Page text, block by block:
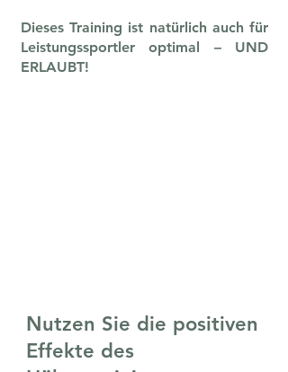
Dieses Training ist natürlich auch für
Leistungssportler optimal – UND
ERLAUBT!
Nutzen Sie die positiven
Effekte des